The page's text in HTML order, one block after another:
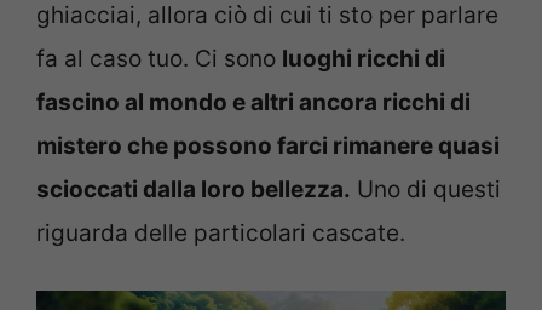
ghiacciai, allora ciò di cui ti sto per parlare
fa al caso tuo. Ci sono luoghi ricchi di
fascino al mondo e altri ancora ricchi di
mistero che possono farci rimanere quasi
scioccati dalla loro bellezza. Uno di questi
riguarda delle particolari cascate.